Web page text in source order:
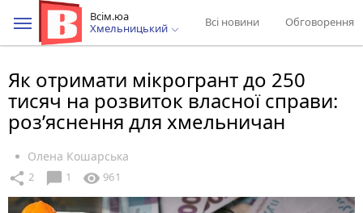
Всім.юа
Хмельницький
Всі новини Обговорення
Як отримати мікрогрант до 250
тисяч на розвиток власної справи:
роз’яснення для хмельничан
Олена Кошарська
share 2 chat_bubble 1 visibility 961